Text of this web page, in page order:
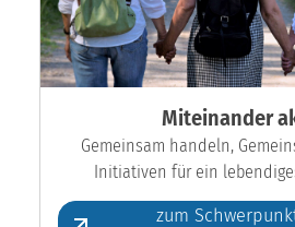
Miteinander
Gemeinsam handeln,
Initiativen für ein
zum